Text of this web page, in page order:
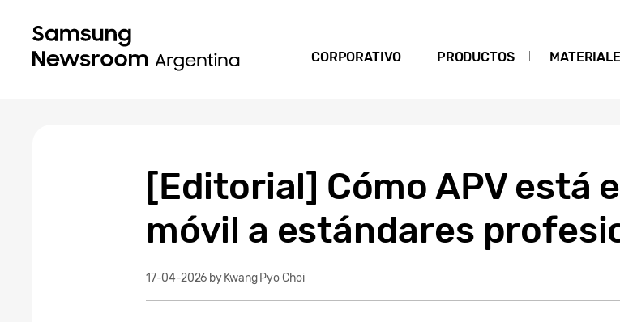
CORPORATIVO PRODUCTOS
[Editorial] Cómo APV está
móvil a estándares
17-04-2026 by Kwang Pyo Choi